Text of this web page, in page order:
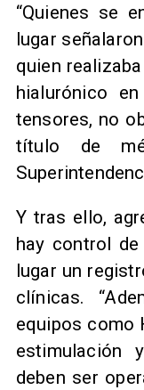
“Quienes se
lugar
quien
hialurónico
tensores, no
título de
Y tras ello,
hay control de
lugar un
clínicas.
equipos como
estimulación
deben ser